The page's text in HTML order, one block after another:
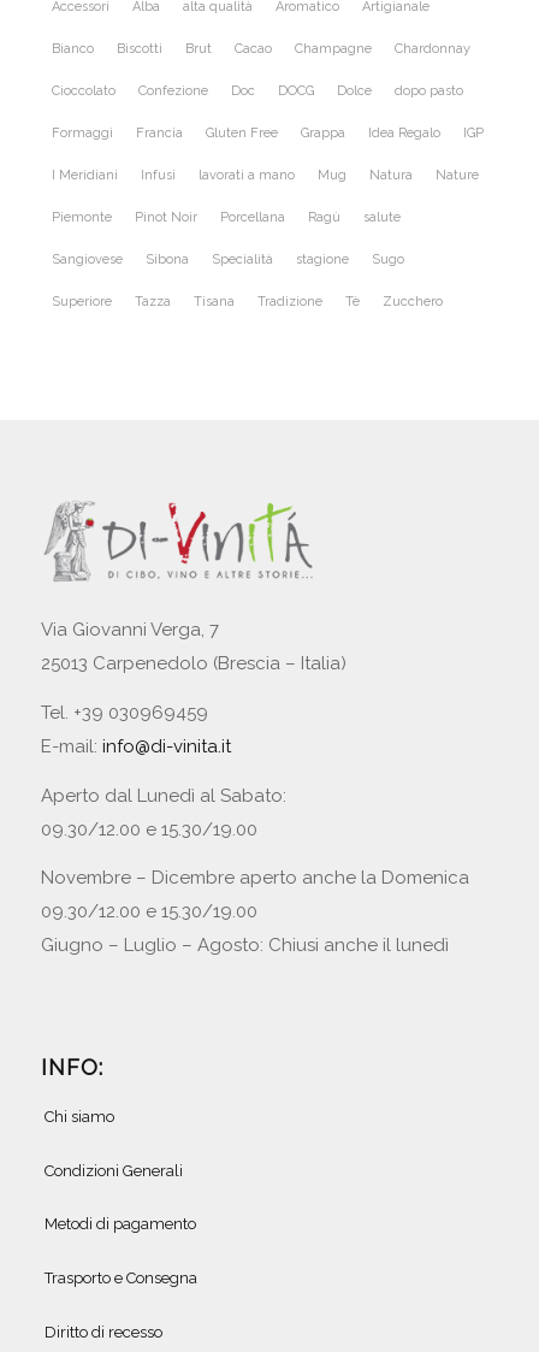
Accessori Alba alta qualità Aromatico Artigianale
Bianco Biscotti Brut Cacao Champagne Chardonnay
Cioccolato Confezione Doc DOCG Dolce dopo pasto
Formaggi Francia Gluten Free Grappa Idea Regalo IGP
I Meridiani Infusi lavorati a mano Mug Natura Nature
Piemonte Pinot Noir Porcellana Ragù salute
Sangiovese Sibona Specialità stagione Sugo
Superiore Tazza Tisana Tradizione Tè Zucchero
Via Giovanni Verga, 7
25013 Carpenedolo (Brescia – Italia)
Tel. +39 030969459
E-mail: info@di-vinita.it
Aperto dal Lunedì al Sabato:
09.30/12.00 e 15.30/19.00
Novembre – Dicembre aperto anche la Domenica
09.30/12.00 e 15.30/19.00
Giugno – Luglio – Agosto: Chiusi anche il lunedì
INFO:
Chi siamo
Condizioni Generali
Metodi di pagamento
Trasporto e Consegna
Diritto di recesso